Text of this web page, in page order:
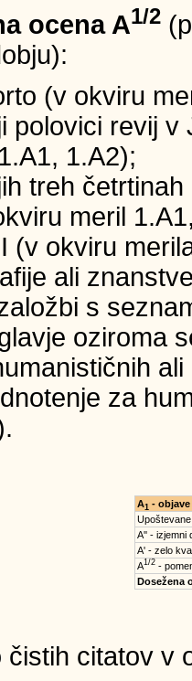
ocena A1/2
(v okviru
polovici revij
1.A2);
treh
meril
(v okviru
ali
s
oziroma
za
A1 - objave
A'' - izjemni
A' - zelo
A1/2-
Dosežena
čistih citatov v